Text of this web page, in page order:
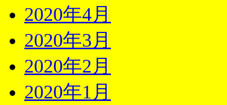
2020年4月
2020年3月
2020年2月
2020年1月